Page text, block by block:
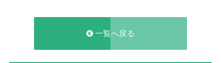
一覧へ戻る